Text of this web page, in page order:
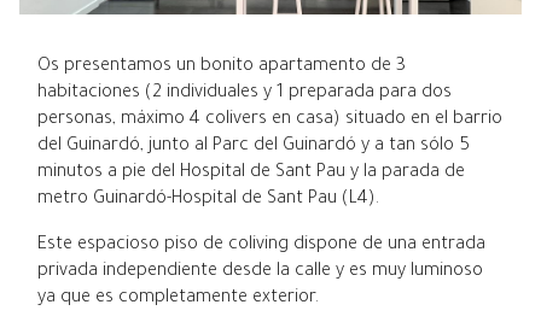
Os presentamos un bonito apartamento de 3
habitaciones (2 individuales y 1 preparada para dos
personas, máximo 4 colivers en casa) situado en el barrio
del Guinardó, junto al Parc del Guinardó y a tan sólo 5
minutos a pie del Hospital de Sant Pau y la parada de
metro Guinardó-Hospital de Sant Pau (L4).
Este espacioso piso de coliving dispone de una entrada
privada independiente desde la calle y es muy luminoso
ya que es completamente exterior.